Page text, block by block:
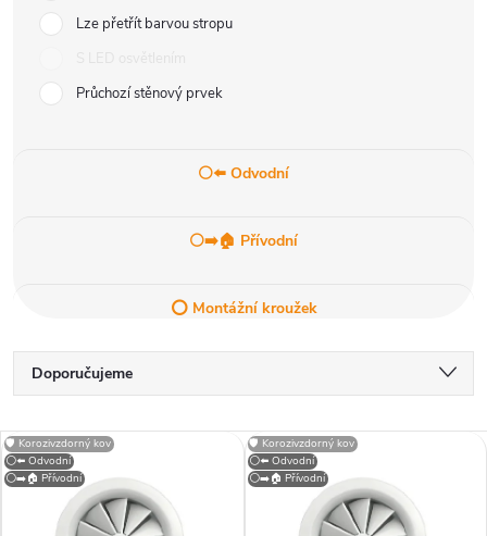
Lze přetřít barvou stropu
Průchozí stěnový prvek
⚪⬅️ Odvodní
⚪➡️🏠 Přívodní
⭕ Montážní kroužek
Ř
a
z
Doporučujeme
Nejdražší
Nejprodávanější
V
⚪⬅️ Odvodní
⚪➡️🏠 Přívodní
🛡️ Korozivzdorný kov
⚪⬅️ Odvodní
⚪➡️🏠 Přívodní
🛡️ Korozivzdorný kov